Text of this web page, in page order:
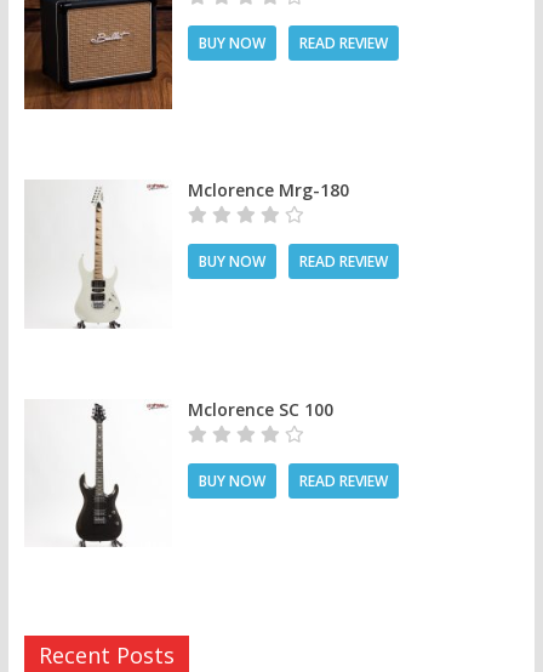
BUY NOW READ REVIEW
Mclorence Mrg-180
BUY NOW READ REVIEW
Mclorence SC 100
BUY NOW READ REVIEW
Recent Posts